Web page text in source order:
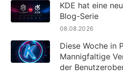
KDE hat eine
Blog-Serie
08.08.2026
Diese Woche in
Mannigfaltige
der